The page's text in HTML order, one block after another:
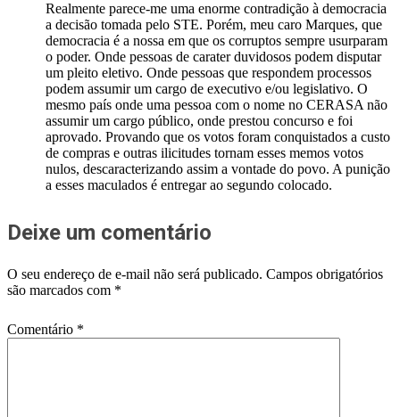
Realmente parece-me uma enorme contradição à democracia
a decisão tomada pelo STE. Porém, meu caro Marques, que
democracia é a nossa em que os corruptos sempre usurparam
o poder. Onde pessoas de carater duvidosos podem disputar
um pleito eletivo. Onde pessoas que respondem processos
podem assumir um cargo de executivo e/ou legislativo. O
mesmo país onde uma pessoa com o nome no CERASA não
assumir um cargo público, onde prestou concurso e foi
aprovado. Provando que os votos foram conquistados a custo
de compras e outras ilicitudes tornam esses memos votos
nulos, descaracterizando assim a vontade do povo. A punição
a esses maculados é entregar ao segundo colocado.
Deixe um comentário
O seu endereço de e-mail não será publicado. Campos obrigatórios
são marcados com *
Comentário *